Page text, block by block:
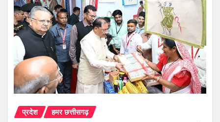
प्रदेश हमर छत्तीसगढ़